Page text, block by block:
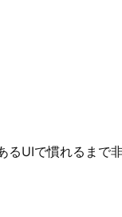
るUIで慣れるまで